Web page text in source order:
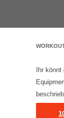
Ihr